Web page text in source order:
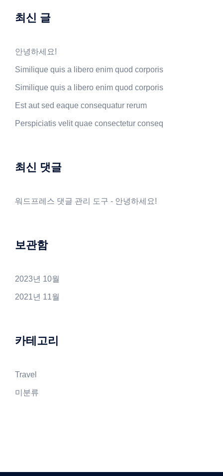
최신 글
안녕하세요!
Similique quis a libero enim quod corporis
Similique quis a libero enim quod corporis
Est aut sed eaque consequatur rerum
Perspiciatis velit quae consectetur conseq
최신 댓글
워드프레스 댓글 관리 도구 - 안녕하세요!
보관함
2023년 10월
2021년 11월
카테고리
Travel
미분류